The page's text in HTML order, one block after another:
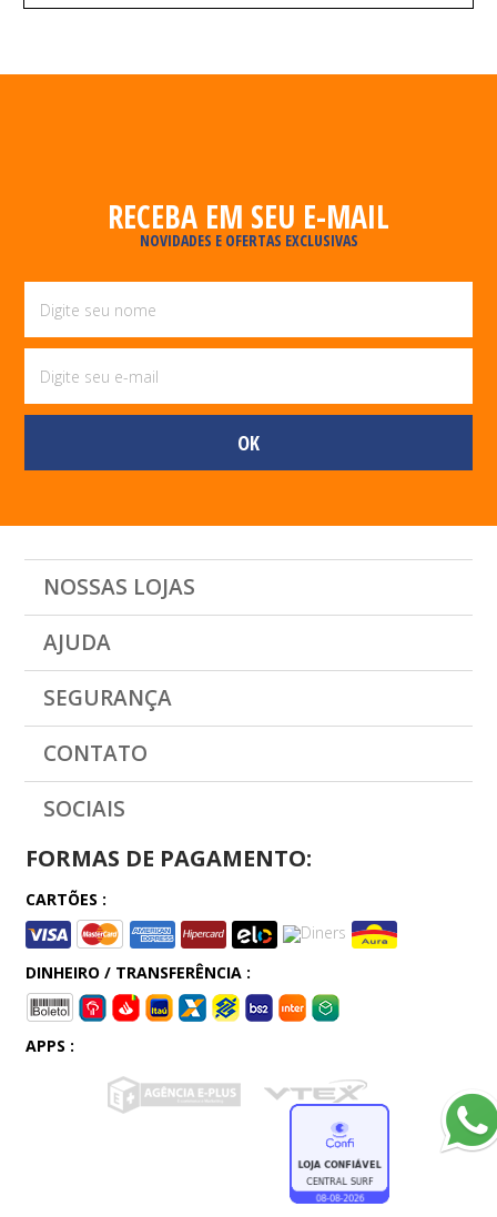
RECEBA EM SEU E-MAIL
NOVIDADES E OFERTAS EXCLUSIVAS
NOSSAS LOJAS
AJUDA
SEGURANÇA
CONTATO
SOCIAIS
FORMAS DE PAGAMENTO:
CARTÕES :
DINHEIRO / TRANSFERÊNCIA :
APPS :